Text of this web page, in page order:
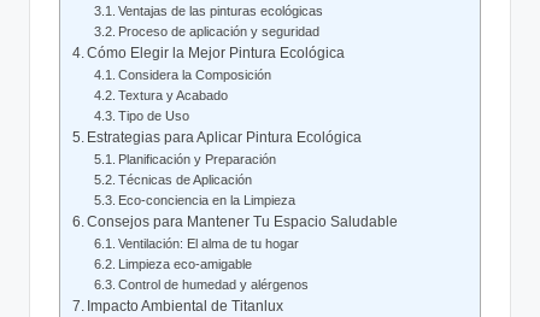
Ventajas de las pinturas ecológicas
Proceso de aplicación y seguridad
Cómo Elegir la Mejor Pintura Ecológica
Considera la Composición
Textura y Acabado
Tipo de Uso
Estrategias para Aplicar Pintura Ecológica
Planificación y Preparación
Técnicas de Aplicación
Eco-conciencia en la Limpieza
Consejos para Mantener Tu Espacio Saludable
Ventilación: El alma de tu hogar
Limpieza eco-amigable
Control de humedad y alérgenos
Impacto Ambiental de Titanlux